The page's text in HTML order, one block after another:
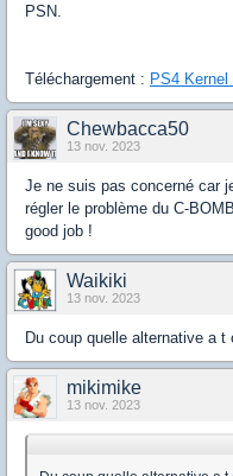
PSN.
Téléchargement : PS4
Chewbacca50
13 nov. 2023
Je ne suis pas concerné car
régler le problème du C-
good job !
Waikiki
13 nov. 2023
Du coup quelle alternative a
mikimike
13 nov. 2023